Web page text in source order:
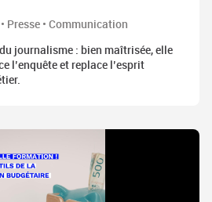
Presse • Communication
journalisme : bien maîtrisée, elle
l’enquête et replace l’esprit